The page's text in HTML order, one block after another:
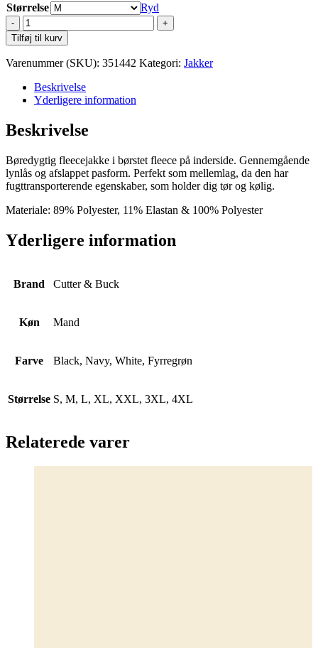
Størrelse
Ryd
Cutter
&
Buck
Stealth
M
antal
Tilføj til kurv
Varenummer (SKU): 351442 Kategori: Jakker
Beskrivelse
Yderligere information
Beskrivelse
Børedygtig fleecejakke i børstet fleece på inderside. Gennemgående
lynlås og afslappet pasform. Perfekt som mellemlag, da den har
fugttransporterende egenskaber, som holder dig tør og kølig.
Materiale: 89% Polyester, 11% Elastan & 100% Polyester
Yderligere information
Brand Cutter & Buck
Køn Mand
Farve Black, Navy, White, Fyrregrøn
Størrelse S, M, L, XL, XXL, 3XL, 4XL
Relaterede varer